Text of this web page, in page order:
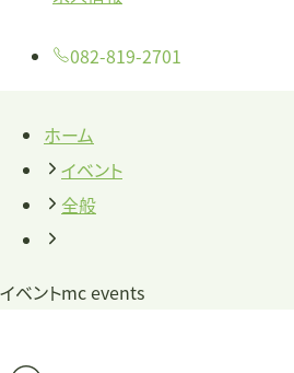
082-819-2701
イベントmc events
ホーム
イベント
全般